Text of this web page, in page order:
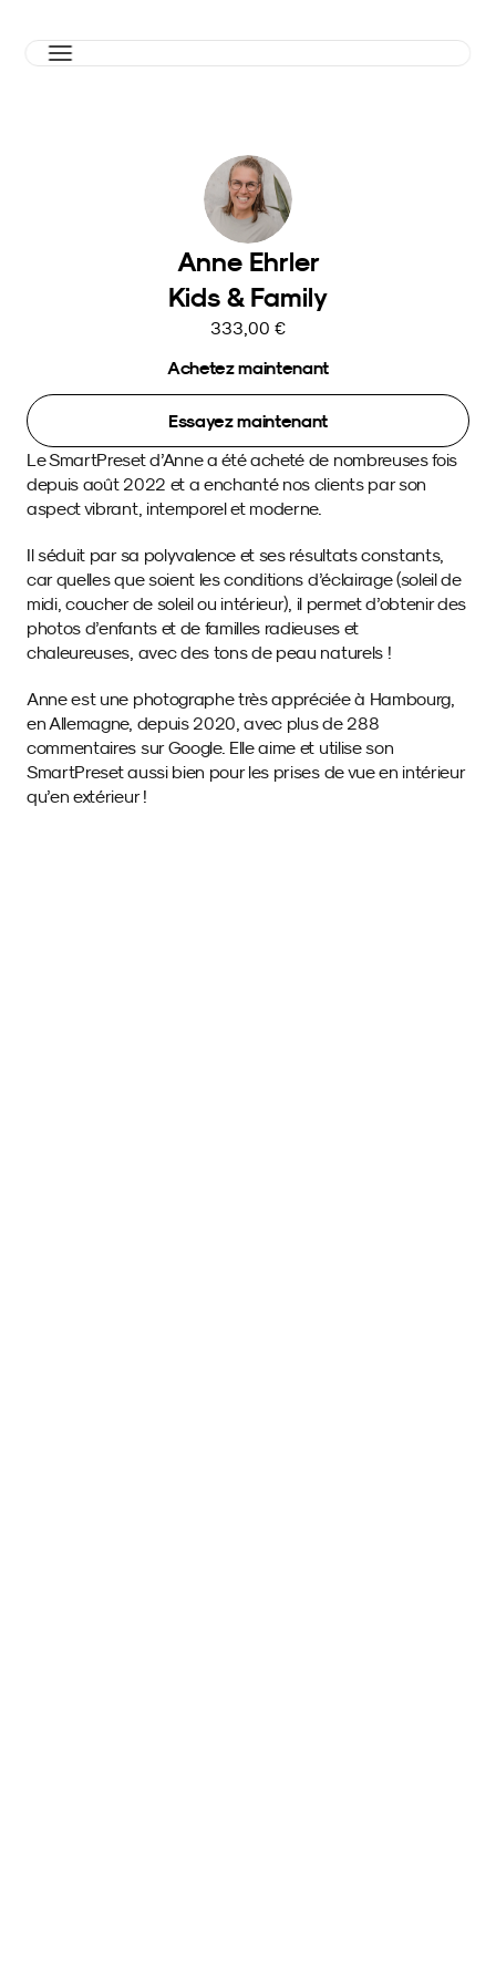
Anne Ehrler
Kids & Family
333,00 €
Achetez maintenant
Essayez maintenant
Le SmartPreset d’Anne a été acheté de nombreuses fois
depuis août 2022 et a enchanté nos clients par son
aspect vibrant, intemporel et moderne.
Il séduit par sa polyvalence et ses résultats constants,
car quelles que soient les conditions d’éclairage (soleil de
midi, coucher de soleil ou intérieur), il permet d’obtenir des
photos d’enfants et de familles radieuses et
chaleureuses, avec des tons de peau naturels !
Anne est une photographe très appréciée à Hambourg,
en Allemagne, depuis 2020, avec plus de 288
commentaires sur Google. Elle aime et utilise son
SmartPreset aussi bien pour les prises de vue en intérieur
qu’en extérieur !